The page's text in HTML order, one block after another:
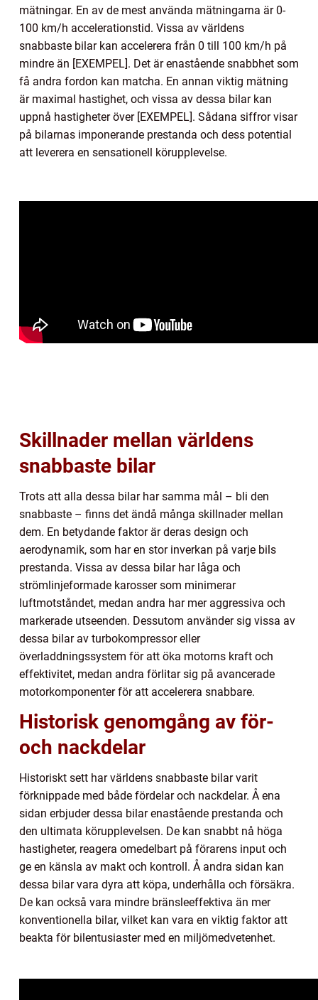
mätningar. En av de mest använda mätningarna är 0-
100 km/h accelerationstid. Vissa av världens
snabbaste bilar kan accelerera från 0 till 100 km/h på
mindre än [EXEMPEL]. Det är enastående snabbhet som
få andra fordon kan matcha. En annan viktig mätning
är maximal hastighet, och vissa av dessa bilar kan
uppnå hastigheter över [EXEMPEL]. Sådana siffror visar
på bilarnas imponerande prestanda och dess potential
att leverera en sensationell körupplevelse.
Skillnader mellan världens
snabbaste bilar
Trots att alla dessa bilar har samma mål – bli den
snabbaste – finns det ändå många skillnader mellan
dem. En betydande faktor är deras design och
aerodynamik, som har en stor inverkan på varje bils
prestanda. Vissa av dessa bilar har låga och
strömlinjeformade karosser som minimerar
luftmotståndet, medan andra har mer aggressiva och
markerade utseenden. Dessutom använder sig vissa av
dessa bilar av turbokompressor eller
överladdningssystem för att öka motorns kraft och
effektivitet, medan andra förlitar sig på avancerade
motorkomponenter för att accelerera snabbare.
Historisk genomgång av för-
och nackdelar
Historiskt sett har världens snabbaste bilar varit
förknippade med både fördelar och nackdelar. Å ena
sidan erbjuder dessa bilar enastående prestanda och
den ultimata körupplevelsen. De kan snabbt nå höga
hastigheter, reagera omedelbart på förarens input och
ge en känsla av makt och kontroll. Å andra sidan kan
dessa bilar vara dyra att köpa, underhålla och försäkra.
De kan också vara mindre bränsleeffektiva än mer
konventionella bilar, vilket kan vara en viktig faktor att
beakta för bilentusiaster med en miljömedvetenhet.